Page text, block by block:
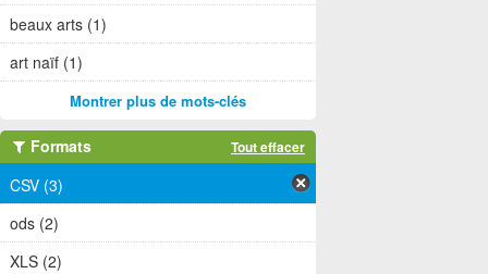
beaux arts (1)
art naïf (1)
Montrer plus de mots-clés
Formats Tout effacer
CSV (3)
ods (2)
XLS (2)